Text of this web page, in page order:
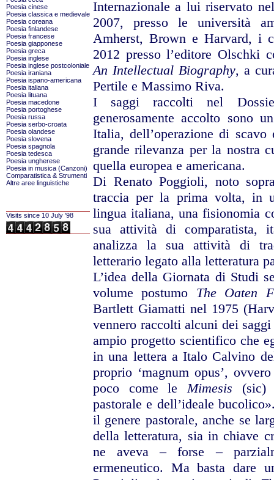
Poesia cinese
Poesia classica e medievale
Poesia coreana
Poesia finlandese
Poesia francese
Poesia giapponese
Poesia greca
Poesia inglese
Poesia inglese postcoloniale
Poesia iraniana
Poesia ispano-americana
Poesia italiana
Poesia lituana
Poesia macedone
Poesia portoghese
Poesia russa
Poesia serbo-croata
Poesia olandese
Poesia slovena
Poesia spagnola
Poesia tedesca
Poesia ungherese
Poesia in musica (Canzoni)
Comparatistica & Strumenti
Altre aree linguistiche
Visits since 10 July '98
Internazionale a lui riservato
2007, presso le università
Amherst, Brown e Harvard, i
2012 presso l’editore
An Intellectual Biography, a
Pertile e Massimo Riva.
I saggi raccolti nel
generosamente accolto sono
Italia, dell’operazione di
grande rilevanza per la nostra
quella europea e americana.
Di Renato Poggioli, noto
traccia per la prima volta, in
lingua italiana, una fisionomia
sua attività di comparatista,
analizza la sua attività di
letterario legato alla letteratura
L’idea della Giornata di Studi
volume postumo The Oaten
Bartlett Giamatti nel 1975
vennero raccolti alcuni dei
ampio progetto scientifico che
in una lettera a Italo Calvino
proprio ‘magnum opus’,
poco come leMimesis (sic)
pastorale e dell’ideale
il genere pastorale, anche se
della letteratura, sia in chiave
ne aveva – forse –
ermeneutico. Ma basta dare